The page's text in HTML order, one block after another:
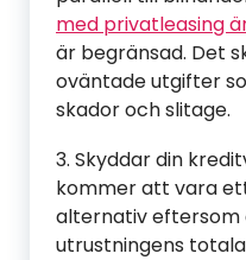
med privatleasing
är begränsad. Det
oväntade utgifter
skador och slitage.
3. Skyddar din
kommer att vara
alternativ eftersom
utrustningens